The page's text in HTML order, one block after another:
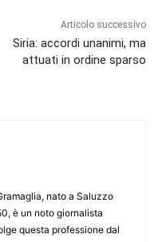
Articolo successivo
Siria: accordi unanimi, ma
attuati in ordine sparso
nato a Saluzzo
è un noto giornalista
questa professione dal